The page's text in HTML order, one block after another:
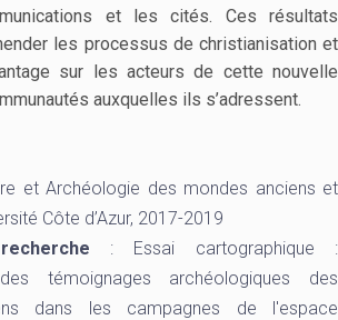
et les cités. Ces résultats
les processus de christianisation et
sur les acteurs de cette nouvelle
auxquelles ils s’adressent.
et Archéologie des mondes anciens et
Côte d’Azur, 2017-2019
: Essai cartographique :
témoignages archéologiques des
dans les campagnes de l'espace